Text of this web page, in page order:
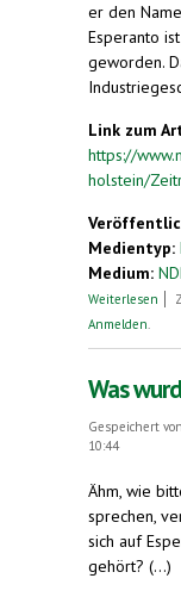
er den
Esperanto
geworden.
Link zum
https://
holstein/
Medientyp:
Medium:
Weiterlesen
Anmelden.
Was
Gespeichert von
10:44
Ähm, wie
sprechen,
sich auf
gehört? (...)